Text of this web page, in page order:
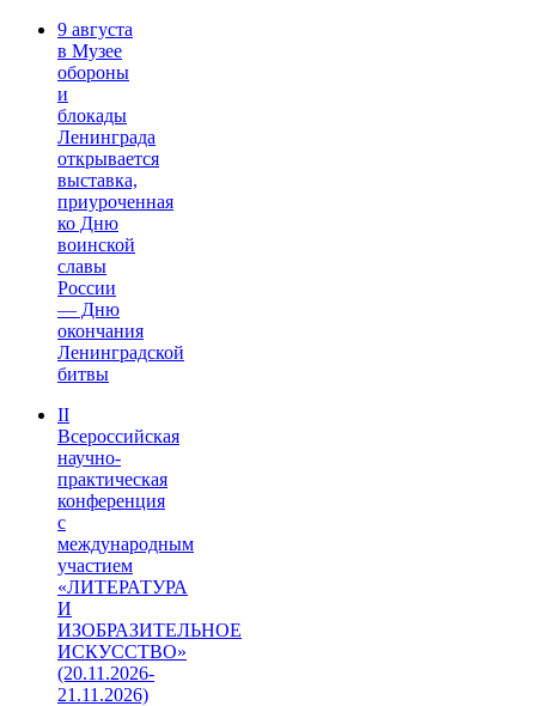
9 августа
в Музее
обороны
и
блокады
Ленинграда
открывается
выставка,
приуроченная
ко Дню
воинской
славы
России
— Дню
окончания
Ленинградской
битвы
II
Всероссийская
научно-
практическая
конференция
с
международным
участием
«ЛИТЕРАТУРА
И
ИЗОБРАЗИТЕЛЬНОЕ
ИСКУССТВО»
(20.11.2026-
21.11.2026)